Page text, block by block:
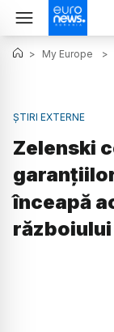
> My Europe >
ȘTIRI EXTERNE
Zelenski
înceapă
războiului